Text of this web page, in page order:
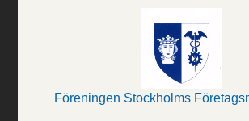
Föreningen Stockholms